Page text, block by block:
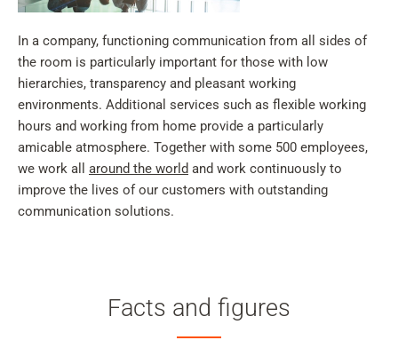
In a company, functioning communication from all sides of
the room is particularly important for those with low
hierarchies, transparency and pleasant working
environments. Additional services such as flexible working
hours and working from home provide a particularly
amicable atmosphere. Together with some 500 employees,
we work all around the world and work continuously to
improve the lives of our customers with outstanding
communication solutions.
Facts and figures